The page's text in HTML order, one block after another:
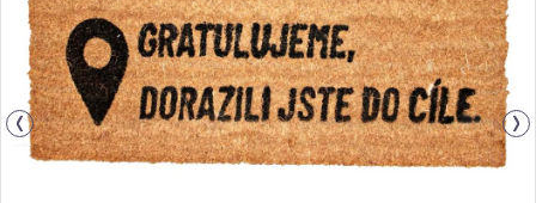
Egészség és szépség
Sport és szabadban
Gyermekeknek